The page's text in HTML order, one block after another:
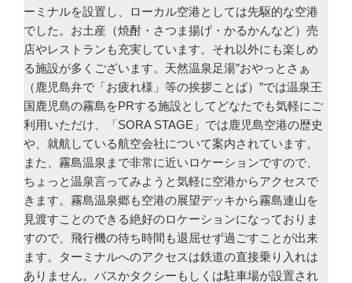
ーミナルを設置し、ローカル空港としては先駆的な空港
でした。お土産（焼酎・さつま揚げ・かるかんなど）売
店やレストランも充実しています。それ以外にも楽しめ
る施設が多くございます。天然温泉足湯”おやっとさぁ
（鹿児島弁で「お疲れ様」等の挨拶ことば）”では温泉王
国鹿児島の霧島をPRする施設としてどなたでも気軽にご
利用いただけ、「SORA STAGE」では鹿児島空港の歴史
や、就航している航空会社について案内されています。
また、霧島温泉まで非常に近いロケーションですので、
ちょっと温泉言ってみようと気軽に空港からアクセスで
きます。霧島温泉郷も空港の展望デッキから霧島連山を
見渡すことのできる絶好のロケーションになっておりま
すので、飛行機の待ち時間も退屈せず過ごすことが出来
ます。ターミナルへのアクセスは鉄道の直接乗り入れは
ありません。バスかタクシーもしくは駐車場が設置され